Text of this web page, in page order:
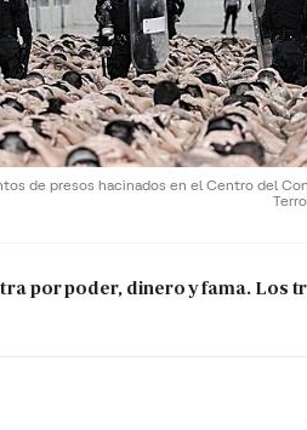
de presos hacinados en el Centro del
por poder, dinero y fama. Los